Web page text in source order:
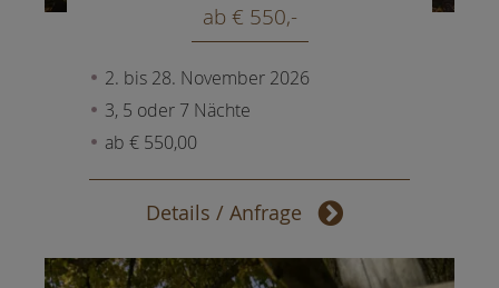
ab € 550,-
2. bis 28. November 2026
3, 5 oder 7 Nächte
ab € 550,00
Details / Anfrage